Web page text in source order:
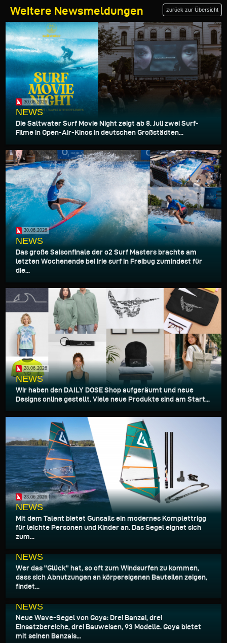
Weitere Newsmeldungen zurück zur Übersicht
30.06.2026
NEWS
Die Saltwater Surf Movie Night zeigt ab 8. Juli zwei Surf-
Filme in Open-Air-Kinos in deutschen Großstädten...
30.06.2026
NEWS
Das große Saisonfinale der o2 Surf Masters brachte am
letzten Wochenende bei irie surf in Freibug zumindest für
die...
28.06.2026
NEWS
Wir haben den DAILY DOSE Shop aufgeräumt und neue
Designs online gestellt. Viele neue Produkte sind am Start...
23.06.2026
NEWS
Mit dem Talent bietet Gunsails ein modernes Komplettrigg
für leichte Personen und Kinder an. Das Segel eignet sich
zum...
NEWS
Wer das "Glück" hat, so oft zum Windsurfen zu kommen,
dass sich Abnutzungen an körpereigenen Bauteilen zeigen,
findet...
NEWS
Neue Wave-Segel von Goya: Drei Banzai, drei
Einsatzbereiche, drei Bauweisen, 93 Modelle. Goya bietet
mit seinen Banzais...